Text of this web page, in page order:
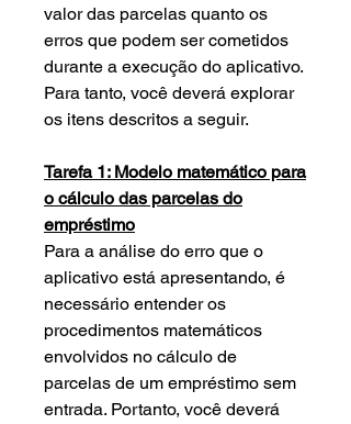
valor das parcelas quanto os
erros que podem ser cometidos
durante a execução do aplicativo.
Para tanto, você deverá explorar
os itens descritos a seguir.
Tarefa 1: Modelo matemático para
o cálculo das parcelas do
empréstimo
Para a análise do erro que o
aplicativo está apresentando, é
necessário entender os
procedimentos matemáticos
envolvidos no cálculo de
parcelas de um empréstimo sem
entrada. Portanto, você deverá